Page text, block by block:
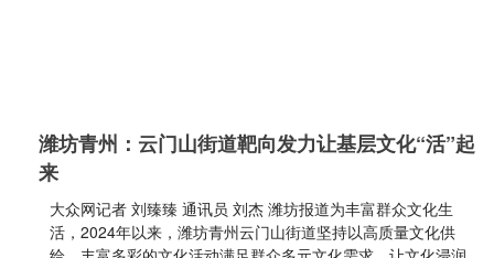
潍坊青州：云门山街道靶向发力让基层文化“活”起
来
大众网记者 刘臻臻 通讯员 刘杰 潍坊报道为丰富群众文化生
活，2024年以来，潍坊青州云门山街道坚持以高质量文化供